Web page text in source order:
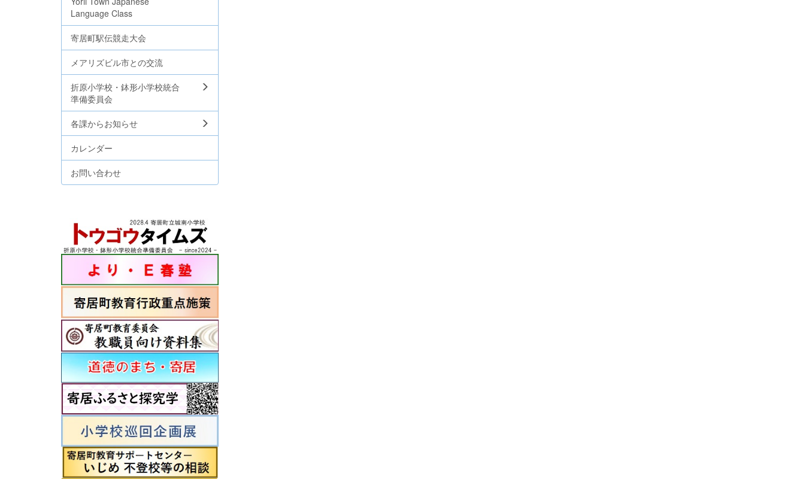
Language Class
寄居町駅伝競走大会
メアリズビル市との交流
折原小学校・鉢形小学校統合
準備委員会
各課からお知らせ
カレンダー
お問い合わせ